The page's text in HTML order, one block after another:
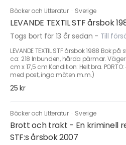
Böcker och Litteratur · Sverige
LEVANDE TEXTIL STF årsbok
Togs bort för 13 år sedan - Till
LEVANDE TEXTIL STF årsbok 1988 Bok
ca: 218 Inbunden, hårda pärmar.
cm x 17,5 cm Kondition: Helt bra.
med post, inga möten m.m.)
25 kr
Böcker och Litteratur · Sverige
Brott och trakt - En kriminell
STF:s årsbok 2007